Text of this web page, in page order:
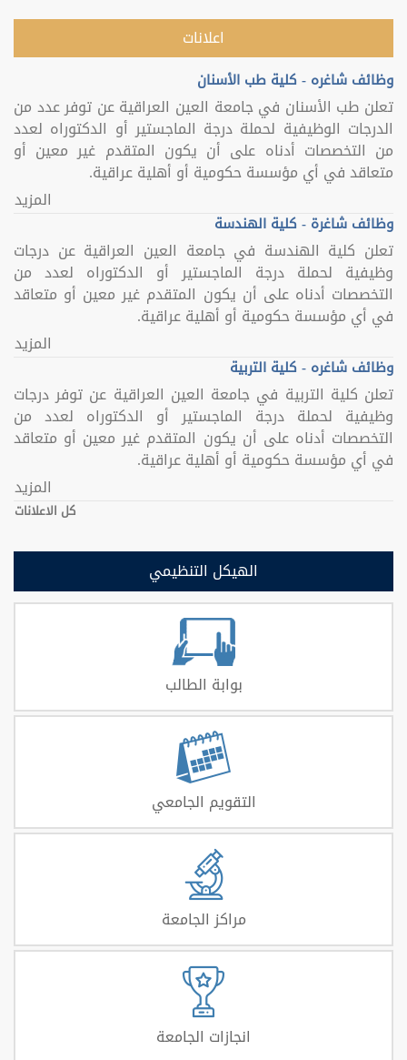
اعلانات
وظائف شاغره - كلية طب الأسنان
تعلن طب الأسنان في جامعة العين العراقية عن توفر عدد من
الدرجات الوظيفية لحملة درجة الماجستير أو الدكتوراه لعدد
من التخصصات أدناه على أن يكون المتقدم غير معين أو
متعاقد في أي مؤسسة حكومية أو أهلية عراقية.
المزيد
وظائف شاغرة - كلية الهندسة
تعلن كلية الهندسة في جامعة العين العراقية عن درجات
وظيفية لحملة درجة الماجستير أو الدكتوراه لعدد من
التخصصات أدناه على أن يكون المتقدم غير معين أو متعاقد
في أي مؤسسة حكومية أو أهلية عراقية.
المزيد
وظائف شاغره - كلية التربية
تعلن كلية التربية في جامعة العين العراقية عن توفر درجات
وظيفية لحملة درجة الماجستير أو الدكتوراه لعدد من
التخصصات أدناه على أن يكون المتقدم غير معين أو متعاقد
في أي مؤسسة حكومية أو أهلية عراقية.
المزيد
كل الاعلانات
الهيكل التنظيمي
بوابة الطالب
التقويم الجامعي
مراكز الجامعة
انجازات الجامعة